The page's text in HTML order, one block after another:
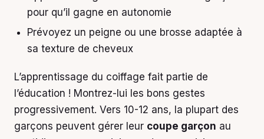
pour qu’il gagne en autonomie
Prévoyez un peigne ou une brosse adaptée à
sa texture de cheveux
L’apprentissage du coiffage fait partie de
l’éducation ! Montrez-lui les bons gestes
progressivement. Vers 10-12 ans, la plupart des
garçons peuvent gérer leur coupe garçon au